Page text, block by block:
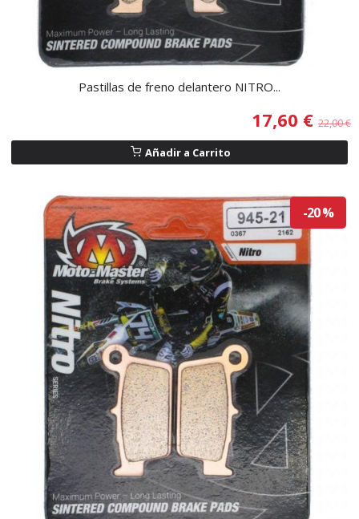
Pastillas de freno delantero NITRO...
17,60 € 22,00 €
Añadir a Carrito
-20 %